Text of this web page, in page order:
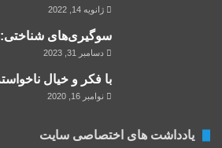
ژانویه 14, 2022
سوگیری‌های
دسامبر 31, 2023
با فکر و خیال
نوامبر 16, 2020
یادداشت های اختصاصی سایت